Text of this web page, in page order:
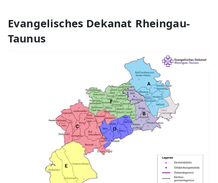
Evangelisches Dekanat Rheingau-
Taunus